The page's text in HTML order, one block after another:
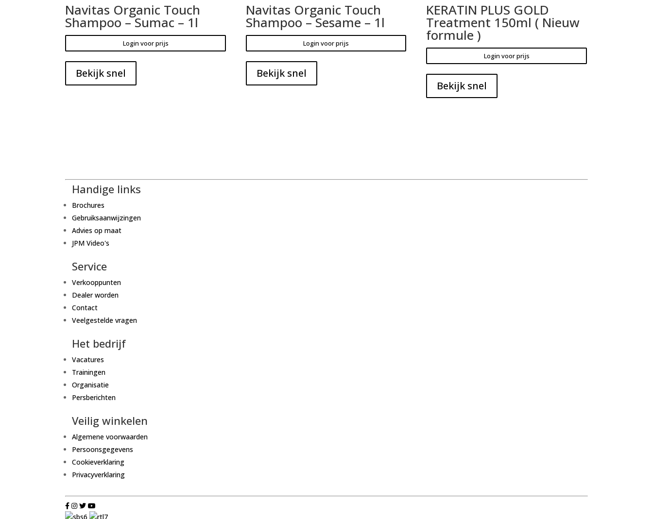
Navitas Organic Touch
Shampoo – Sumac – 1l
Login voor prijs
Bekijk snel
Navitas Organic Touch
Shampoo – Sesame – 1l
Login voor prijs
Bekijk snel
KERATIN PLUS GOLD
Treatment 150ml ( Nieuw
formule )
Login voor prijs
Bekijk snel
Handige links
Brochures
Gebruiksaanwijzingen
Advies op maat
JPM Video's
Service
Verkooppunten
Dealer worden
Contact
Veelgestelde vragen
Het bedrijf
Vacatures
Trainingen
Organisatie
Persberichten
Veilig winkelen
Algemene voorwaarden
Persoonsgegevens
Cookieverklaring
Privacyverklaring